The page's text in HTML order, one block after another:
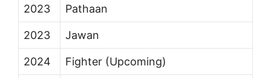
2023 Pathaan
2023 Jawan
2024 Fighter (Upcoming)